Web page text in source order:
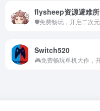
flysheep资源避难所
Switch520